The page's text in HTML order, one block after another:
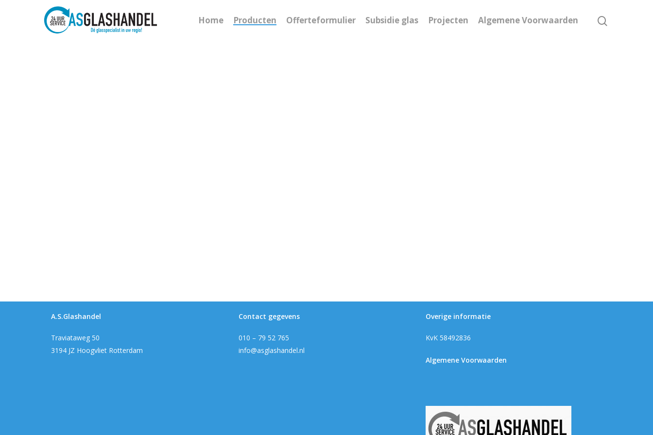
Home Producten Offerteformulier Subsidie glas Projecten Algemene Voorwaarden
A.S.Glashandel
Traviataweg 50
3194 JZ Hoogvliet Rotterdam
Contact gegevens
010 – 79 52 765
info@asglashandel.nl
Overige informatie
KvK 58492836
Algemene Voorwaarden